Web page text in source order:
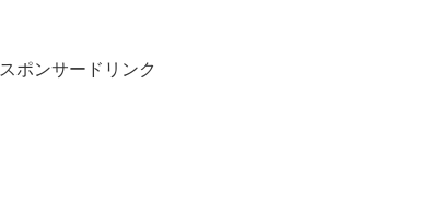
スポンサードリンク